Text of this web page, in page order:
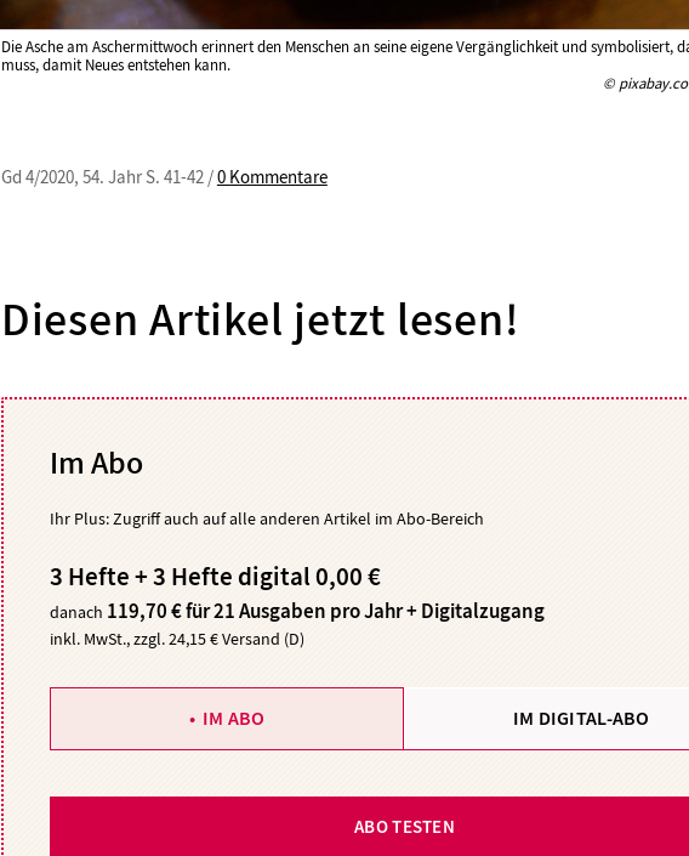
Die Asche am Aschermittwoch erinnert den Menschen an seine eigene Vergänglichkeit und symbolisiert,
muss, damit Neues entstehen kann.
©
Gd 4/2020, 54. Jahr S. 41-42 /0 Kommentare
Diesen Artikel jetzt lesen!
Im Abo
Ihr Plus: Zugriff auch auf alle anderen Artikel im Abo-Bereich
3 Hefte + 3 Hefte digital 0,00 €
danach 119,70 € für 21 Ausgaben pro Jahr + Digitalzugang
inkl. MwSt., zzgl. 24,15 € Versand (D)
IM ABO IM DIGITAL-ABO
ABO TESTEN